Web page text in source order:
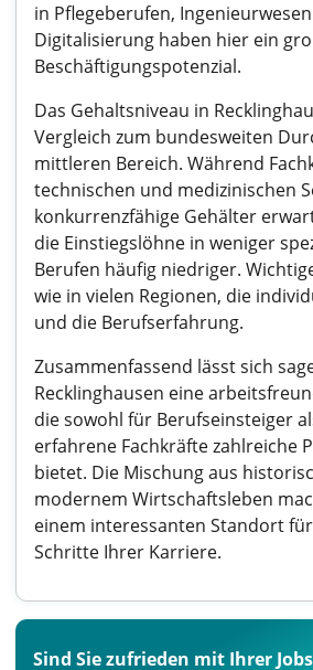
in Pflegeberufen,
Digitalisierung haben hier ein
Beschäftigungspotenzial.
Das Gehaltsniveau in
Vergleich zum bundesweiten
mittleren Bereich. Während
technischen und medizinischen
konkurrenzfähige Gehälter
die Einstiegslöhne in weniger
Berufen häufig niedriger.
wie in vielen Regionen, die
und die Berufserfahrung.
Zusammenfassend lässt sich
Recklinghausen eine
die sowohl für Berufseinsteiger
erfahrene Fachkräfte zahlreiche
bietet. Die Mischung aus
modernem Wirtschaftsleben
einem interessanten Standort
Schritte Ihrer Karriere.
Sind Sie zufrieden mit Ihrer